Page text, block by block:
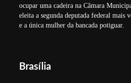
ocupar uma cadeira na Câmara
eleita a segunda deputada federal mais
e a única mulher da bancada potiguar.
Brasília